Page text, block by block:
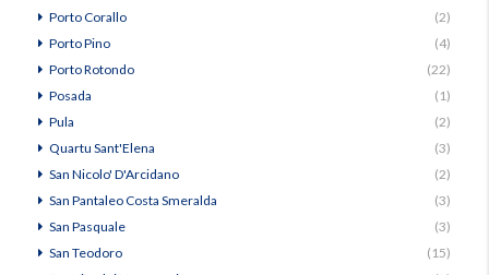
Porto Corallo
(2)
Porto Pino
(4)
Porto Rotondo
(22)
Posada
(1)
Pula
(2)
Quartu Sant'Elena
(3)
San Nicolo' D'Arcidano
(2)
San Pantaleo Costa Smeralda
(3)
San Pasquale
(3)
San Teodoro
(15)